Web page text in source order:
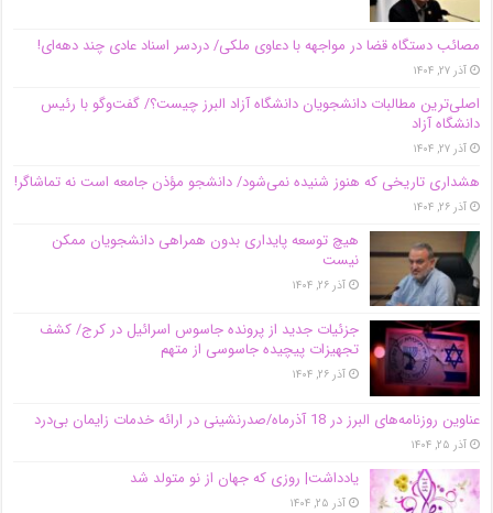
مصائب دستگاه قضا در مواجهه با دعاوی ملکی/ دردسر اسناد عادی چند‌ دهه‌ای!
آذر ۲۷, ۱۴۰۴
اصلی‌ترین مطالبات دانشجویان دانشگاه آزاد البرز چیست؟/ گفت‌وگو با رئیس
دانشگاه آز‌اد
آذر ۲۷, ۱۴۰۴
هشداری تاریخی که هنوز شنیده نمی‌شود/ دانشجو مؤذن جامعه است نه تماشاگر!
آذر ۲۶, ۱۴۰۴
هیچ توسعه پایداری بدون همراهی دانشجویان ممکن
نیست
آذر ۲۶, ۱۴۰۴
جزئیات جدید از پرونده جاسوس اسرائیل در کرج/‌ کشف
تجهیزات پیچیده جاسوسی از متهم
آذر ۲۶, ۱۴۰۴
عناوین روزنامه‌های البرز در ‌18 آذرماه/صدرنشینی در ارائه خدمات زایمان بی‌درد
آذر ۲۵, ۱۴۰۴
یادداشت| روزی که جهان از نو متولد شد
آذر ۲۵, ۱۴۰۴